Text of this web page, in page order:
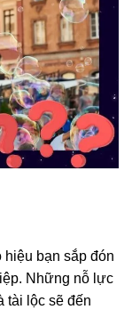
bạn sắp đón
Những nỗ lực
tài lộc sẽ đến